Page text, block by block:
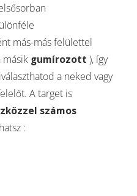
más-más felülettel
másik gumírozott ), így
a neked vagy
A target is
számos
: